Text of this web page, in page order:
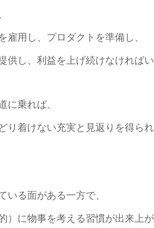
雇用し、プロダクトを準備し、
供し、利益を上げ続けなければい
に乗れば、
り着けない充実と見返りを得られ
いる面がある一方で、
）に物事を考える習慣が出来上が